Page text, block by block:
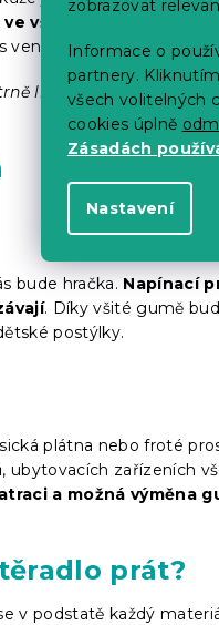
zobrazovat
Informace o
partnery.
všech volitelných
cookies úplně
Zásadách
Nastavení
všech moderních
venkovským či
lišit od skutečnosti.
bude hračka. Napínací
. Díky všité gumě
postýlky.
plátna nebo froté
ubytovacích zařízeních
a možná výměna
prát?
v podstatě každý